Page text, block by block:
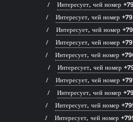
Интересует, чей номер
Интересует, чей номер
Интересует, чей номер
Интересует, чей номер
Интересует, чей номер
Интересует, чей номер
Интересует, чей номер
Интересует, чей номер
Интересует, чей номер
Интересует, чей номер